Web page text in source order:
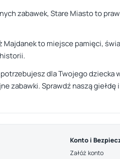
zabawek, Stare Miasto to
to miejsce pamięci,
dla Twojego
zabawki. Sprawdź naszą
Konto i
Załóż konto